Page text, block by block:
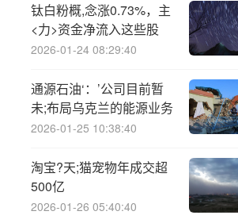
钛白粉概,念涨0.73%，主
<力>资金净流入这些股
2026-01-24 08:29:40
通源石油‘：’公司目前暂
未;布局乌克兰的能源业务
2026-01-25 10:38:40
淘宝?天;猫宠物年成交超
500亿
2026-01-26 05:40:40